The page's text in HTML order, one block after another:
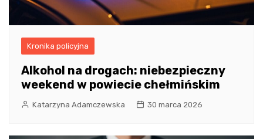
Kronika policyjna
Alkohol na drogach: niebezpieczny
weekend w powiecie chełmińskim
Katarzyna Adamczewska 30 marca 2026